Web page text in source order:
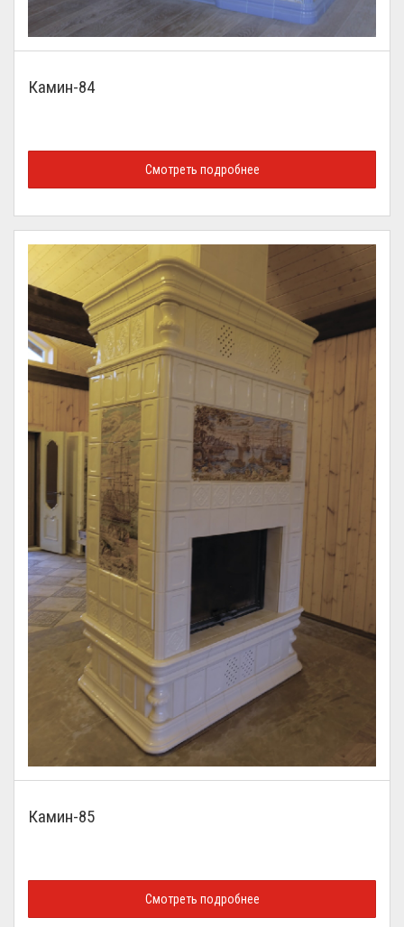
Камин-84
Смотреть подробнее
Камин-85
Смотреть подробнее